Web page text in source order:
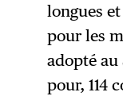
longues
pour les
adopté au
pour, 114